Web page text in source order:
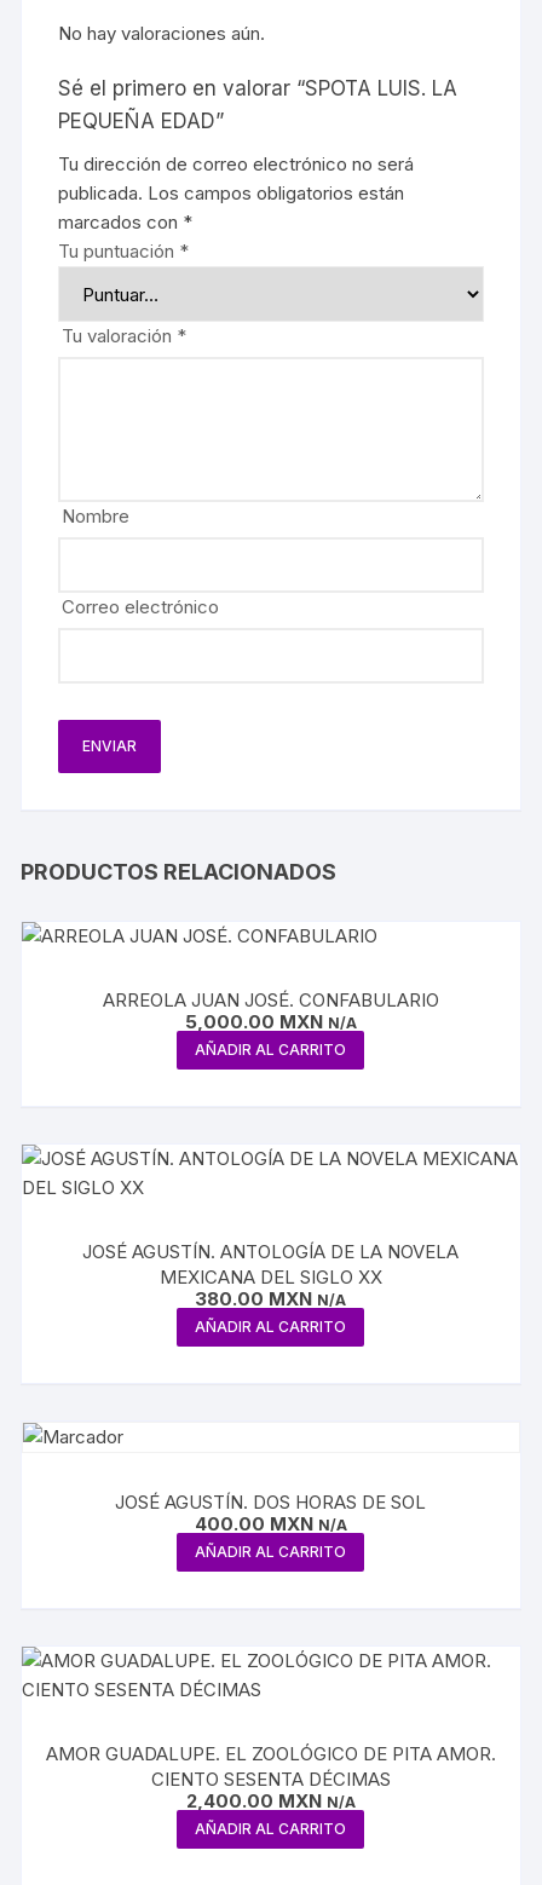
No hay valoraciones aún.
Sé el primero en valorar “SPOTA LUIS. LA
PEQUEÑA EDAD”
Tu dirección de correo electrónico no será
publicada. Los campos obligatorios están
marcados con *
Tu puntuación *
Tu valoración *
Nombre
Correo electrónico
PRODUCTOS RELACIONADOS
ARREOLA JUAN JOSÉ. CONFABULARIO
5,000.00 MXN N/A
AÑADIR AL CARRITO
JOSÉ AGUSTÍN. ANTOLOGÍA DE LA NOVELA
MEXICANA DEL SIGLO XX
380.00 MXN N/A
AÑADIR AL CARRITO
JOSÉ AGUSTÍN. DOS HORAS DE SOL
400.00 MXN N/A
AÑADIR AL CARRITO
AMOR GUADALUPE. EL ZOOLÓGICO DE PITA AMOR.
CIENTO SESENTA DÉCIMAS
2,400.00 MXN N/A
AÑADIR AL CARRITO